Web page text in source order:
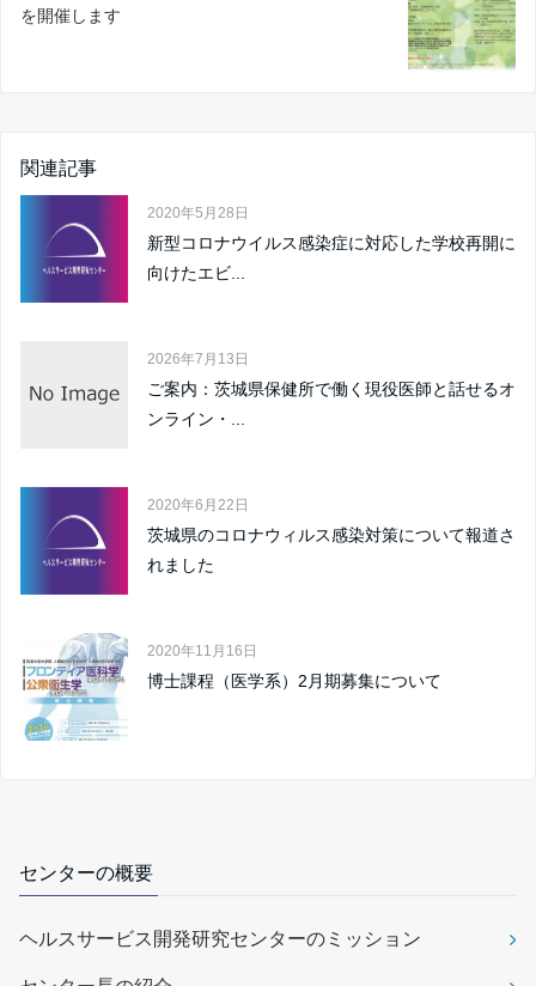
を開催します
関連記事
2020年5月28日
新型コロナウイルス感染症に対応した学校再開に
向けたエビ...
2026年7月13日
ご案内：茨城県保健所で働く現役医師と話せるオ
ンライン・...
2020年6月22日
茨城県のコロナウィルス感染対策について報道さ
れました
2020年11月16日
博士課程（医学系）2月期募集について
センターの概要
ヘルスサービス開発研究センターのミッション